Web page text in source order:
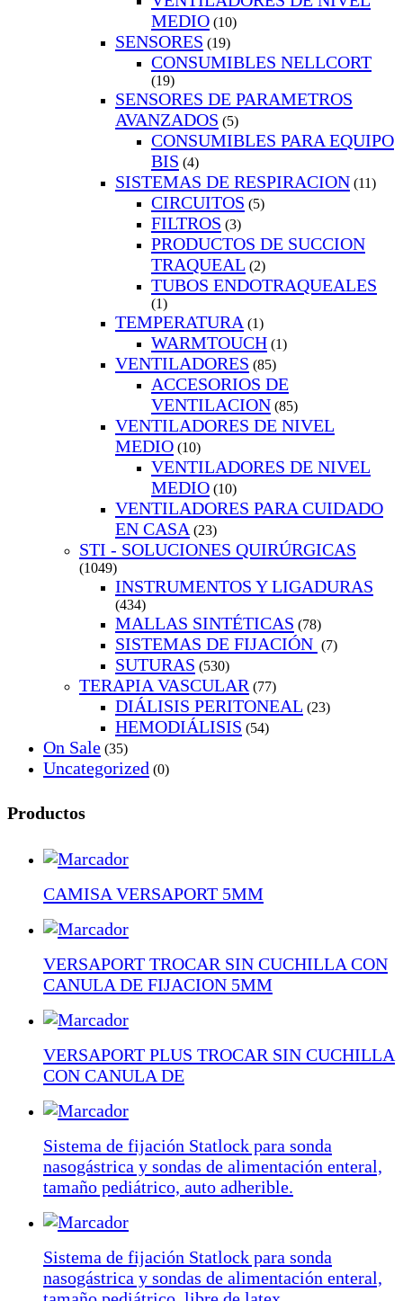
MEDIO (10)
SENSORES (19)
CONSUMIBLES NELLCORT
(19)
SENSORES DE PARAMETROS
AVANZADOS (5)
CONSUMIBLES PARA EQUIPO
BIS (4)
SISTEMAS DE RESPIRACION (11)
CIRCUITOS (5)
FILTROS (3)
PRODUCTOS DE SUCCION
TRAQUEAL (2)
TUBOS ENDOTRAQUEALES
(1)
TEMPERATURA (1)
WARMTOUCH (1)
VENTILADORES (85)
ACCESORIOS DE
VENTILACION (85)
VENTILADORES DE NIVEL
MEDIO (10)
VENTILADORES DE NIVEL
MEDIO (10)
VENTILADORES PARA CUIDADO
EN CASA (23)
STI - SOLUCIONES QUIRÚRGICAS
(1049)
INSTRUMENTOS Y LIGADURAS
(434)
MALLAS SINTÉTICAS (78)
SISTEMAS DE FIJACIÓN (7)
SUTURAS (530)
TERAPIA VASCULAR (77)
DIÁLISIS PERITONEAL (23)
HEMODIÁLISIS (54)
On Sale (35)
Uncategorized (0)
Productos
CAMISA VERSAPORT 5MM
VERSAPORT TROCAR SIN CUCHILLA CON
CANULA DE FIJACION 5MM
VERSAPORT PLUS TROCAR SIN CUCHILLA
CON CANULA DE
Sistema de fijación Statlock para sonda
nasogástrica y sondas de alimentación enteral,
tamaño pediátrico, auto adherible.
Sistema de fijación Statlock para sonda
nasogástrica y sondas de alimentación enteral,